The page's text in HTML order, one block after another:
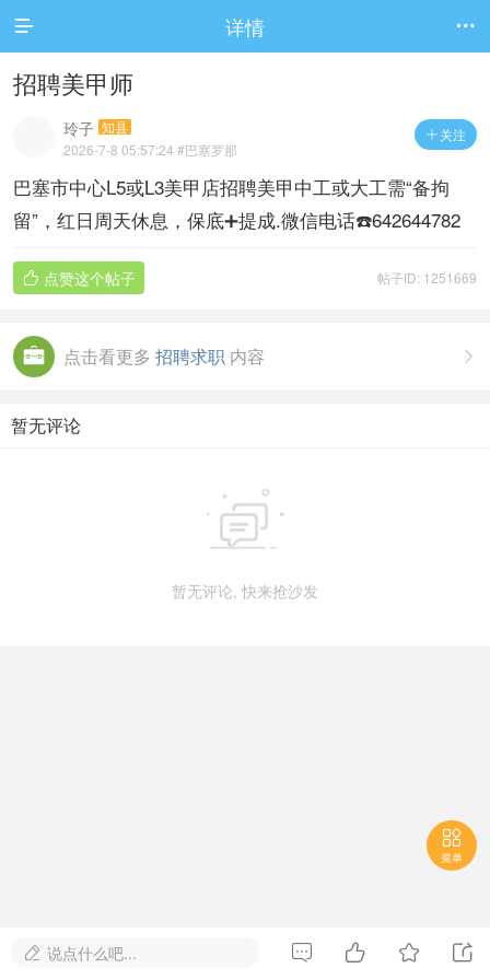
 详情 
招聘美甲师
 关注
玲子 知县
2026-7-8 05:57:24 #巴塞罗那
巴塞市中心L5或L3美甲店招聘美甲中工或大工需“备拘
留”，红日周天休息，保底➕提成.微信电话☎️642644782
帖子ID: 1251669
 点赞这个帖子

点击看更多 招聘求职 内容
暂无评论

暂无评论, 快来抢沙发

菜单
 说点什么吧...    